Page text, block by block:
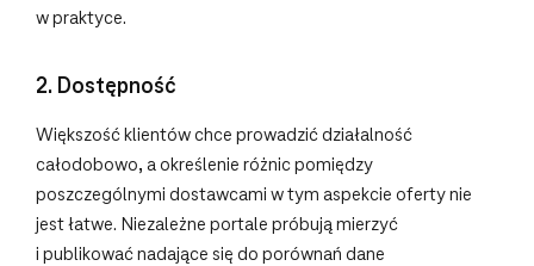
w praktyce.
2. Dostępność
Większość klientów chce prowadzić działalność
całodobowo, a określenie różnic pomiędzy
poszczególnymi dostawcami w tym aspekcie oferty nie
jest łatwe. Niezależne portale próbują mierzyć
i publikować nadające się do porównań dane